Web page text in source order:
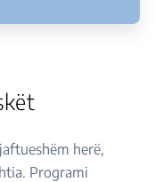
herë,
Programi